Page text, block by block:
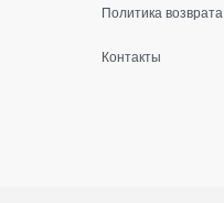
Политика возврата
Контакты